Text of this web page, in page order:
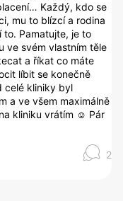
Každý, kdo se
mu to blízcí a rodina
Pamatujte, je to
ve svém vlastním těle
a říkat co máte
líbit se konečně
celé kliniky byl
a ve všem maximálně
kliniku vrátím ☺️ Pár
2